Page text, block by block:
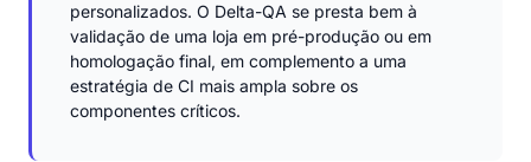
personalizados. O Delta-QA se presta bem à
validação de uma loja em pré-produção ou em
homologação final, em complemento a uma
estratégia de CI mais ampla sobre os
componentes críticos.